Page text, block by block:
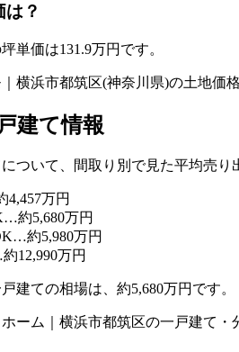
？
単価は131.9万円です。
横浜市都筑区(神奈川県)の土地価
建て情報
ついて、間取り別で見た平均売り
万円
約5,680万円
約5,980万円
12,990万円
建ての相場は、約5,680万円です。
ーム｜横浜市都筑区の一戸建て・